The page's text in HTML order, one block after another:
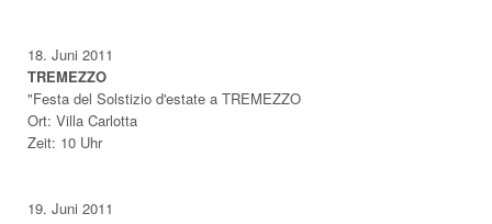
18. Juni 2011
TREMEZZO
"Festa del Solstizio d'estate a TREMEZZO
Ort: Villa Carlotta
Zeit: 10 Uhr
19. Juni 2011